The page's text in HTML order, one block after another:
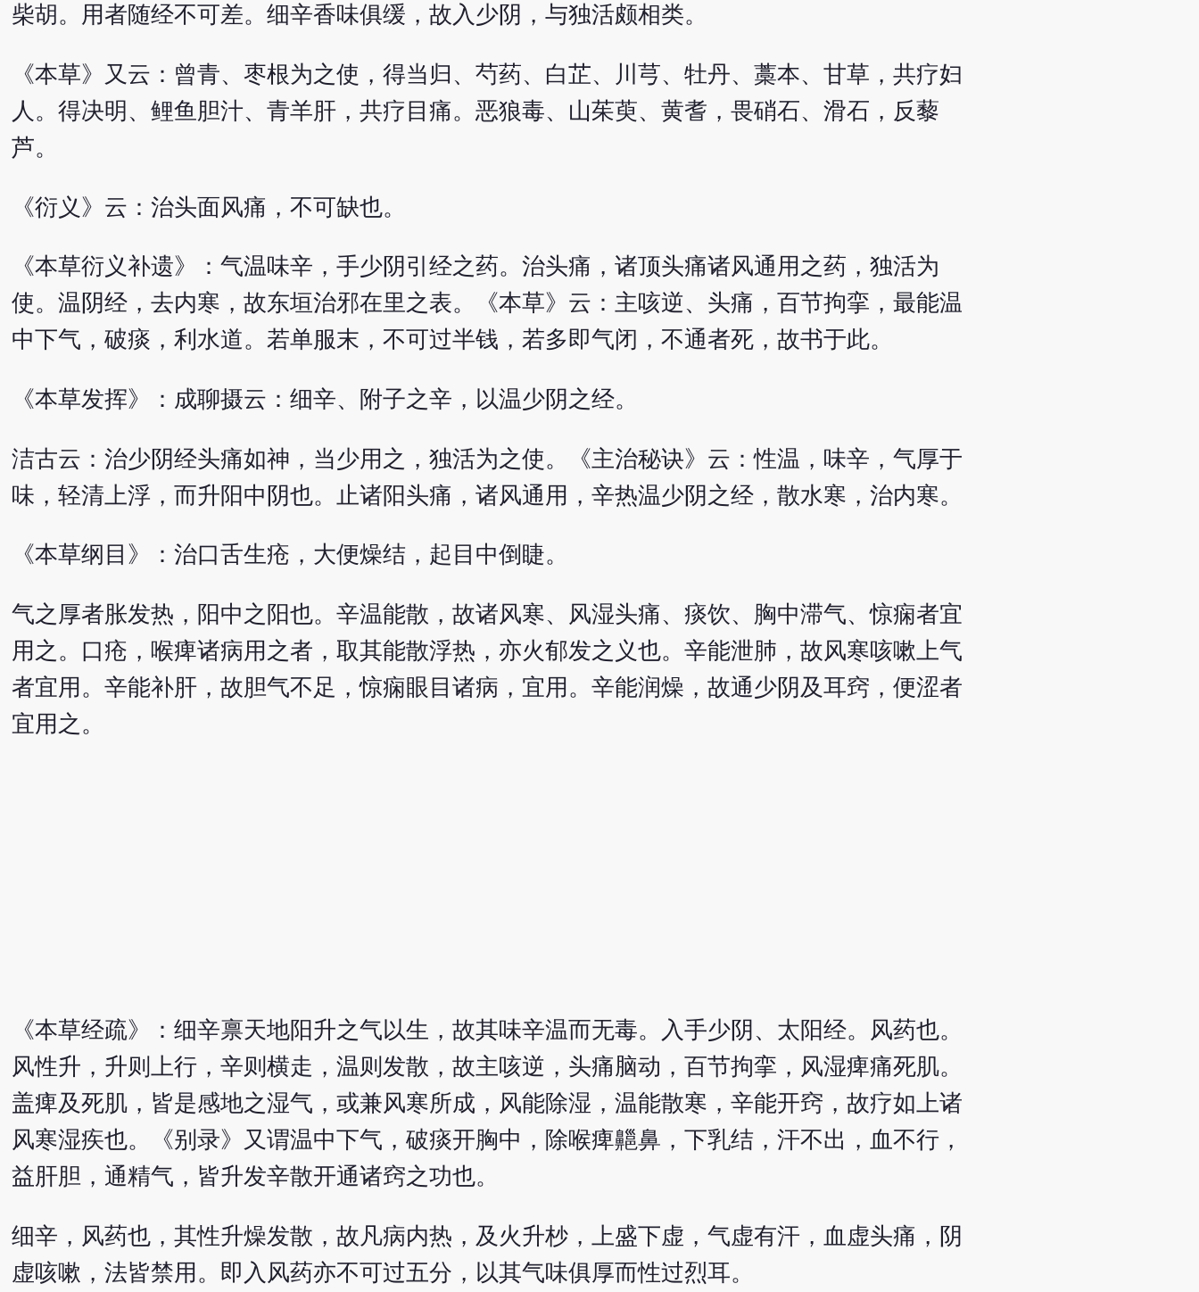
柴胡。用者随经不可差。细辛香味俱缓，故入少阴，与独活颇相类。
《本草》又云：曾青、枣根为之使，得当归、芍药、白芷、川芎、牡丹、藁本、甘草，共疗妇
人。得决明、鲤鱼胆汁、青羊肝，共疗目痛。恶狼毒、山茱萸、黄耆，畏硝石、滑石，反藜
芦。
《衍义》云：治头面风痛，不可缺也。
《本草衍义补遗》：气温味辛，手少阴引经之药。治头痛，诸顶头痛诸风通用之药，独活为
使。温阴经，去内寒，故东垣治邪在里之表。《本草》云：主咳逆、头痛，百节拘挛，最能温
中下气，破痰，利水道。若单服末，不可过半钱，若多即气闭，不通者死，故书于此。
《本草发挥》：成聊摄云：细辛、附子之辛，以温少阴之经。
洁古云：治少阴经头痛如神，当少用之，独活为之使。《主治秘诀》云：性温，味辛，气厚于
味，轻清上浮，而升阳中阴也。止诸阳头痛，诸风通用，辛热温少阴之经，散水寒，治内寒。
《本草纲目》：治口舌生疮，大便燥结，起目中倒睫。
气之厚者胀发热，阳中之阳也。辛温能散，故诸风寒、风湿头痛、痰饮、胸中滞气、惊痫者宜
用之。口疮，喉痺诸病用之者，取其能散浮热，亦火郁发之义也。辛能泄肺，故风寒咳嗽上气
者宜用。辛能补肝，故胆气不足，惊痫眼目诸病，宜用。辛能润燥，故通少阴及耳窍，便涩者
宜用之。
《本草经疏》：细辛禀天地阳升之气以生，故其味辛温而无毒。入手少阴、太阳经。风药也。
风性升，升则上行，辛则横走，温则发散，故主咳逆，头痛脑动，百节拘挛，风湿痺痛死肌。
盖痺及死肌，皆是感地之湿气，或兼风寒所成，风能除湿，温能散寒，辛能开窍，故疗如上诸
风寒湿疾也。《别录》又谓温中下气，破痰开胸中，除喉痺齆鼻，下乳结，汗不出，血不行，
益肝胆，通精气，皆升发辛散开通诸窍之功也。
细辛，风药也，其性升燥发散，故凡病内热，及火升杪，上盛下虚，气虚有汗，血虚头痛，阴
虚咳嗽，法皆禁用。即入风药亦不可过五分，以其气味俱厚而性过烈耳。